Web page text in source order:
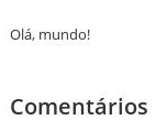
Olá, mundo!
Comentários